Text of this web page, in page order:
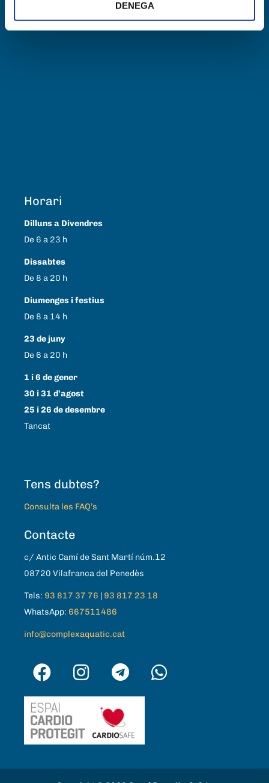
DENEGA
Horari
Dilluns a Divendres
De 6 a 23 h
Dissabtes
De 8 a 20 h
Diumenges i festius
De 8 a 14 h
23 de juny
De 6 a 20 h
1 i 6 de gener
30 i 31 d’agost
25 i 26 de desembre
Tancat
Tens dubtes?
Consulta les FAQ’s
Contacte
c/ Antic Camí de Sant Martí núm.12
08720 Vilafranca del Penedès
Tels: 93 817 37 76 | 93 817 23 18
WhatsApp: 667511486
info@complexaquatic.cat